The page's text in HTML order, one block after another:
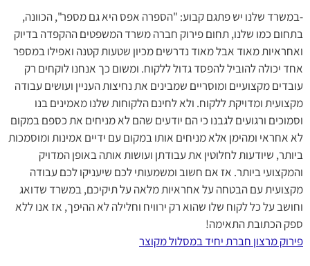
-במשרד שלנו יש פתגם קבוע: "הספרה אפס היא גם מספר", הכוונה,
בתחום כמו שלנו, תחום פירוק חברה משרד המשפטים ההקפדה בדיוק
ואחראיות מאוד אבל מאוד נדרשים מכיון שטעות קטנה ואפילו במספר
אחד יכולה להוביל להפסד גדול ללקוח. ומשום כך אנחנו לוקחים רק
עובדים מקצועיים ומוסריים שמבינים את נחיצות העניין ועושים עבודה
מקצועית ומדויקת ללקוח. ולא לחינם הלקוחות שלנו מאמינים בנו
וסמוכים ורגועים לגבנו כי הם יודעים שהם לא מניחים את כספם במקום
לא אחראי ומהימן אלא מניחים אותו במקום עם ידיים אמינות ומוסמכות
ביותר, שיודעות לחלוטין את עבודתן ועושות אותה באופן המדויק
והמקצועי ביותר. אז אם חשוב ומשמעותי לכם שיעניקו לכם עבודה
מקצועית עם הבטחה על אחראיות מלאה על תיקיכם, במשרד שדואג
וחושב על כל לקוח שלו שהוא רק ירוויח וחלילה לא ההיפך, אז אנו ללא
ספק הכתובת התאימה!
פירוק מרצון חברת יחיד במסלול מקוצר